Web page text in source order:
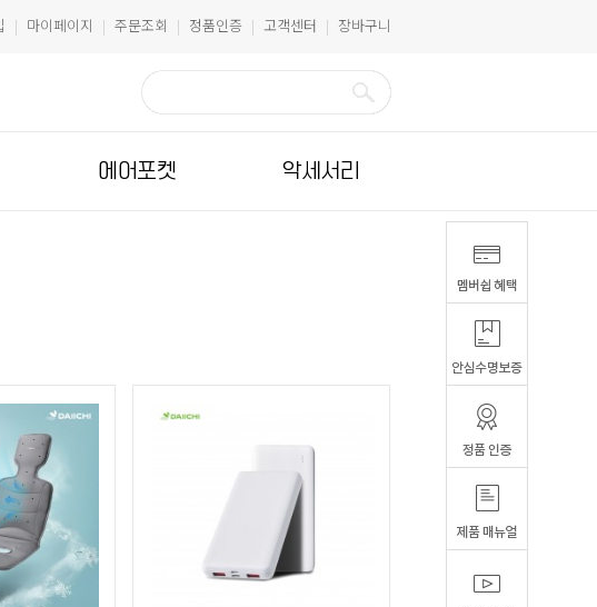
| 마이페이지 | 주문조회 | 정품인증 | 고객센터 | 장바구니
에어포켓 악세서리